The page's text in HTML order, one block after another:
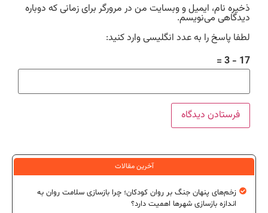
ذخیره نام، ایمیل و وبسایت من در مرورگر برای زمانی که دوباره
دیدگاهی می‌نویسم.
لطفا پاسخ را به عدد انگلیسی وارد کنید:
17 − 3 =
آخرین مقالات
زخم‌های پنهان جنگ بر روان کودکان؛ چرا بازسازی سلامت روان به
اندازه بازسازی شهرها اهمیت دارد؟